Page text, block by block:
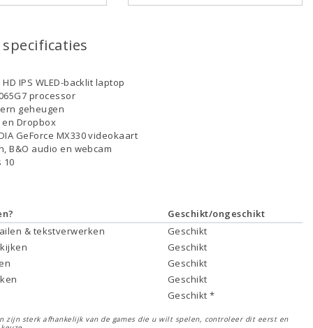
IPS WLED-backlit laptop
processor
geheugen
en Dropbox
GeForce MX330 videokaart
B&O audio en webcam
10
Geschikt/ongeschikt
& tekstverwerken
Geschikt
Geschikt
Geschikt
Geschikt
Geschikt *
zijn sterk afhankelijk van de games die u wilt spelen, controleer dit eerst en